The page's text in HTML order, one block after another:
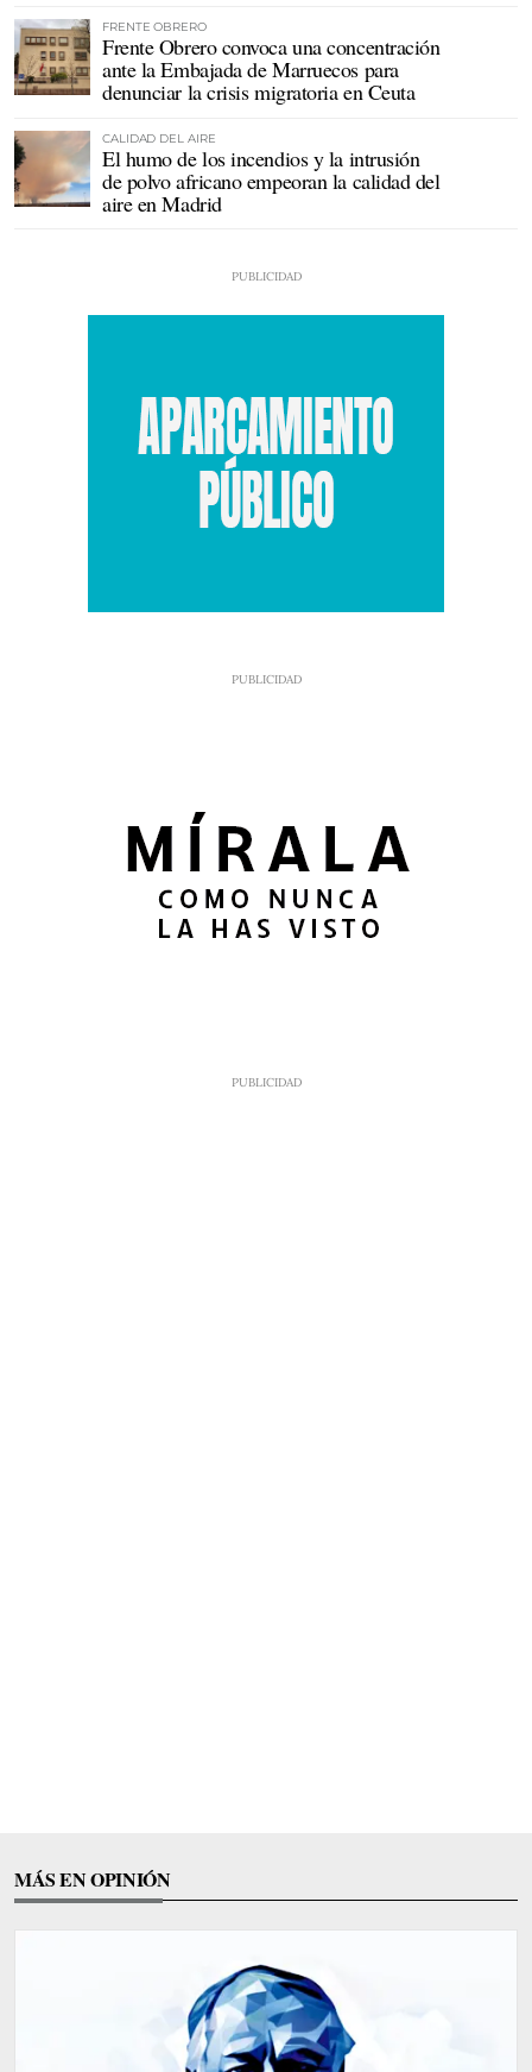
FRENTE OBRERO
Frente Obrero convoca una concentración
ante la Embajada de Marruecos para
denunciar la crisis migratoria en Ceuta
CALIDAD DEL AIRE
El humo de los incendios y la intrusión
de polvo africano empeoran la calidad del
aire en Madrid
MÁS EN OPINIÓN